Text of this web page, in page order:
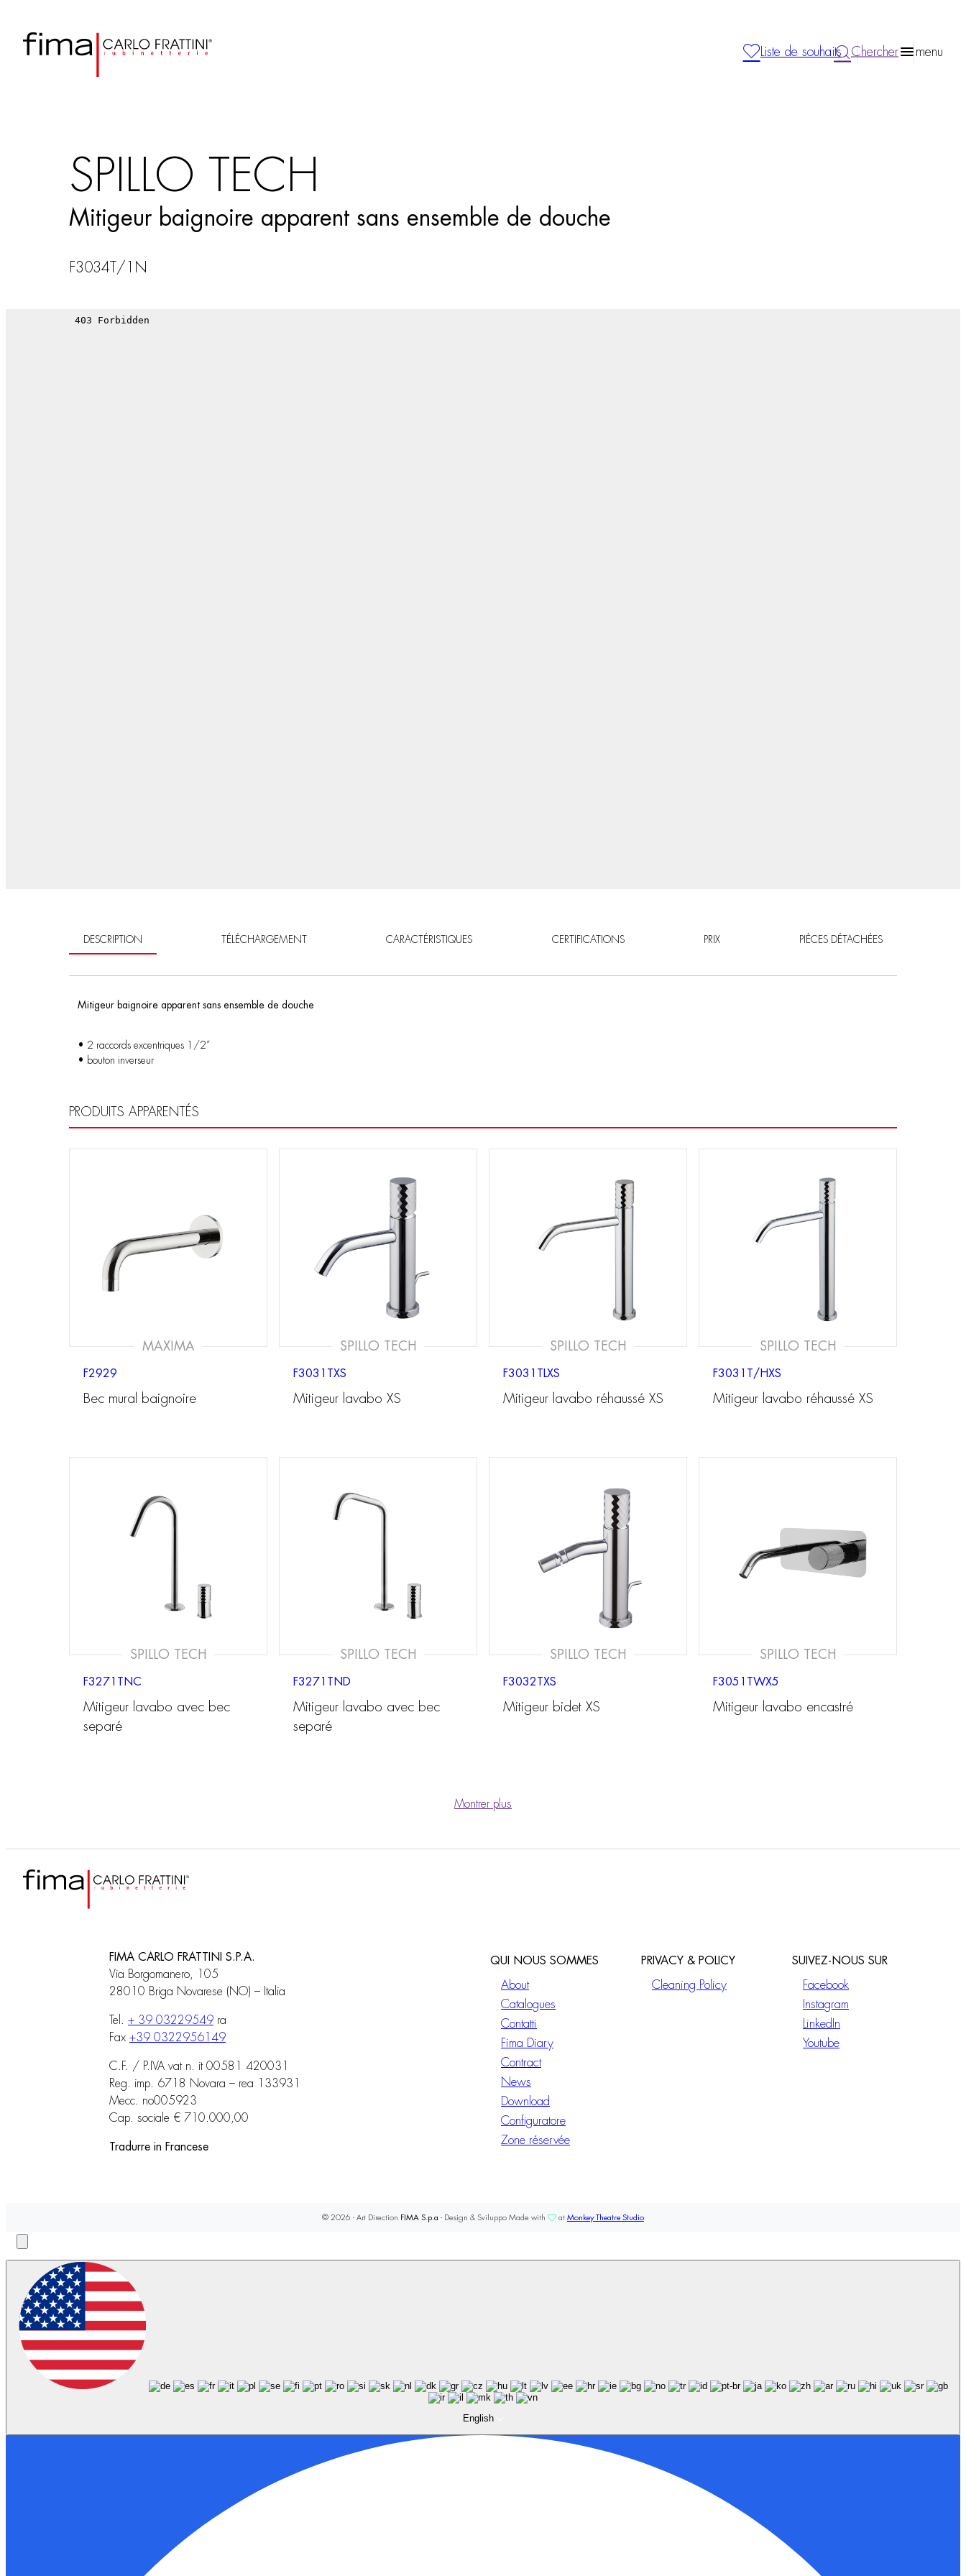
Liste de souhaits Chercher menu
SPILLO TECH
Mitigeur baignoire apparent sans ensemble de douche
F3034T/1N
DESCRIPTION TÉLÉCHARGEMENT CARACTÉRISTIQUES CERTIFICATIONS PRIX PIÈCES DÉTACHÉES
Mitigeur baignoire apparent sans ensemble de douche
• 2 raccords excentriques 1/2”
• bouton inverseur
PRODUITS APPARENTÉS
MAXIMA
F2929
Bec mural baignoire
SPILLO TECH
F3031TXS
Mitigeur lavabo XS
SPILLO TECH
F3031TLXS
Mitigeur lavabo réhaussé XS
SPILLO TECH
F3031T/HXS
Mitigeur lavabo réhaussé XS
SPILLO TECH
F3271TNC
Mitigeur lavabo avec bec
separé
SPILLO TECH
F3271TND
Mitigeur lavabo avec bec
separé
SPILLO TECH
F3032TXS
Mitigeur bidet XS
SPILLO TECH
F3051TWX5
Mitigeur lavabo encastré
Montrer plus
FIMA CARLO FRATTINI S.P.A.
Via Borgomanero, 105
28010 Briga Novarese (NO) – Italia
Tel. + 39 03229549 ra
Fax +39 0322956149
C.F. / P.IVA vat n. it 00581 420031
Reg. imp. 6718 Novara – rea 133931
Mecc. no005923
Cap. sociale € 710.000,00
Tradurre in Francese
QUI NOUS SOMMES
About
Catalogues
Contatti
Fima Diary
Contract
News
Download
Configuratore
Zone réservée
PRIVACY & POLICY
Cleaning Policy
SUIVEZ-NOUS SUR
Facebook
Instagram
LinkedIn
Youtube
© 2026 - Art Direction FIMA S.p.a - Design & Sviluppo Made with at Monkey Theatre Studio
English